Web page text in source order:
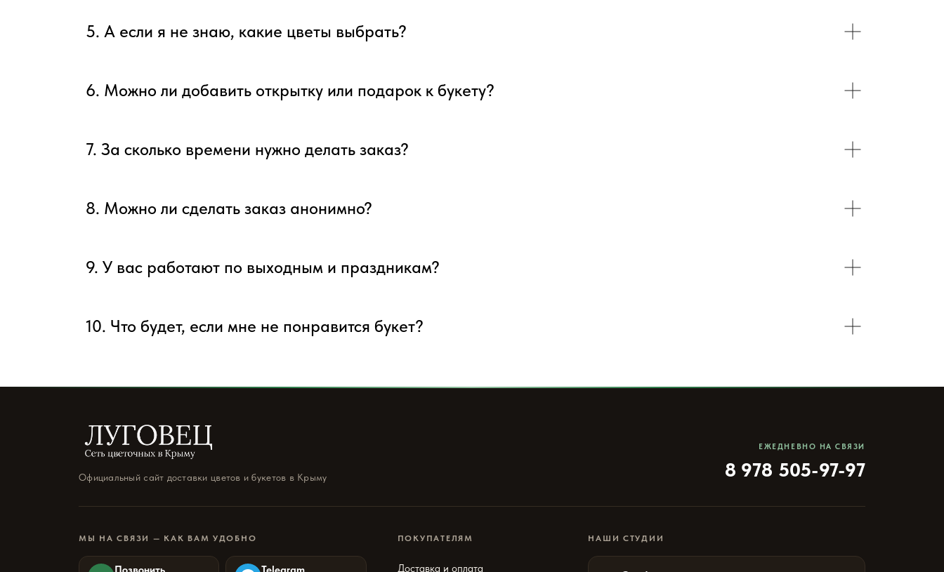
5. А если я не знаю, какие цветы выбрать?
6. Можно ли добавить открытку или подарок к букету?
7. За сколько времени нужно делать заказ?
8. Можно ли сделать заказ анонимно?
9. У вас работают по выходным и праздникам?
10. Что будет, если мне не понравится букет?
Официальный сайт доставки цветов и букетов в Крыму
ЕЖЕДНЕВНО НА СВЯЗИ
8 978 505-97-97
МЫ НА СВЯЗИ — КАК ВАМ УДОБНО ПОКУПАТЕЛЯМ
Доставка и оплата
НАШИ СТУДИИ